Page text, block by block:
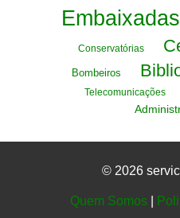
Conservatórias
Bombeiros
Telecomunicações
© 2026
Quem Somos|